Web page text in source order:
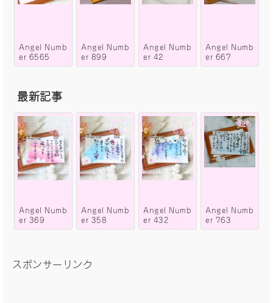
Angel Numb
er 6565
Angel Numb
er 899
Angel Numb
er 42
Angel Numb
er 667
最新記事
Angel Numb
er 369
Angel Numb
er 358
Angel Numb
er 432
Angel Numb
er 763
スポンサーリンク